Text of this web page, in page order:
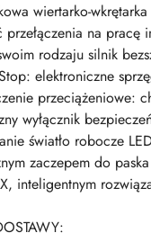
wiertarko-
przełączenia na pracę
rodzaju silnik
elektroniczne
przeciążeniowe:
wyłącznik
światło robocze
zaczepem do
inteligentnym